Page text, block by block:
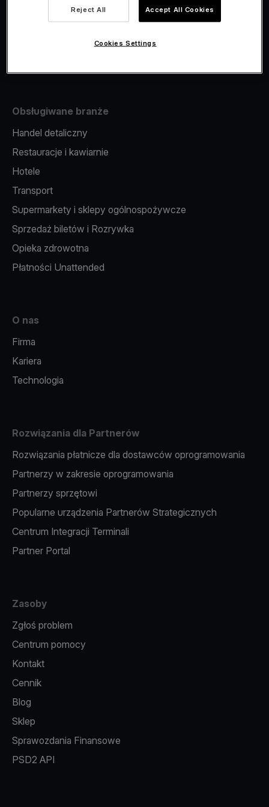
Fiskalizacja
Obsługiwane branże
Handel detaliczny
Restauracje i kawiarnie
Hotele
Transport
Supermarkety i sklepy ogólnospożywcze
Sprzedaż biletów i Rozrywka
Opieka zdrowotna
Płatności Unattended
O nas
Firma
Kariera
Technologia
Rozwiązania dla Partnerów
Rozwiązania płatnicze dla dostawców oprogramowania
Partnerzy w zakresie oprogramowania
Partnerzy sprzętowi
Popularne urządzenia Partnerów Strategicznych
Centrum Integracji Terminali
Partner Portal
Zasoby
Zgłoś problem
Centrum pomocy
Kontakt
Cennik
Blog
Sklep
Sprawozdania Finansowe
PSD2 API
Reject All Accept All Cookies
Cookies Settings